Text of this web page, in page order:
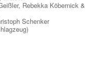
Rebekka Köbernick &
Schenker